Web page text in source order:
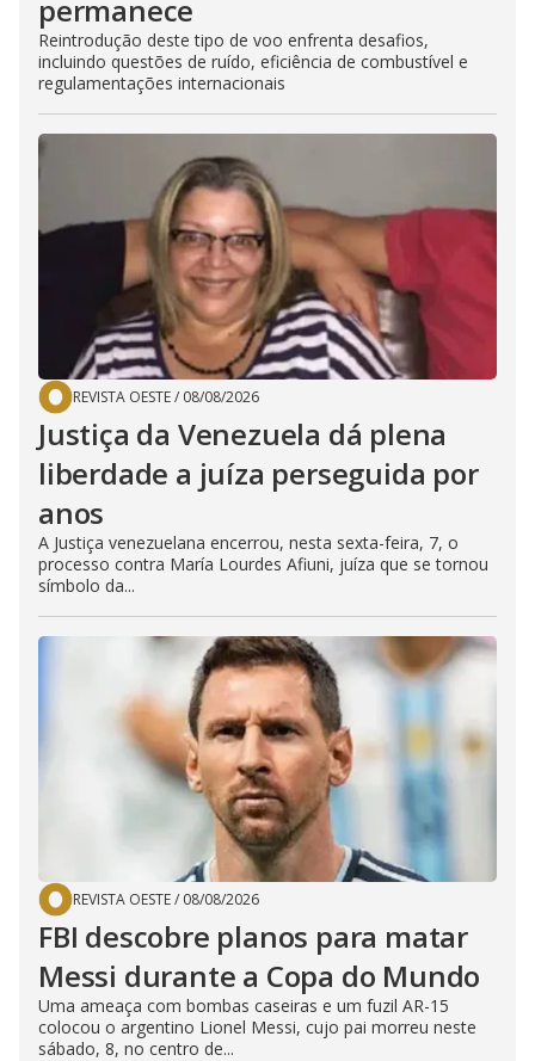
permanece
Reintrodução deste tipo de voo enfrenta desafios,
incluindo questões de ruído, eficiência de combustível e
regulamentações internacionais
REVISTA OESTE/ 08/08/2026
Justiça da Venezuela dá plena
liberdade a juíza perseguida por
anos
A Justiça venezuelana encerrou, nesta sexta-feira, 7, o
processo contra María Lourdes Afiuni, juíza que se tornou
símbolo da...
REVISTA OESTE/ 08/08/2026
FBI descobre planos para matar
Messi durante a Copa do Mundo
Uma ameaça com bombas caseiras e um fuzil AR-15
colocou o argentino Lionel Messi, cujo pai morreu neste
sábado, 8, no centro de...